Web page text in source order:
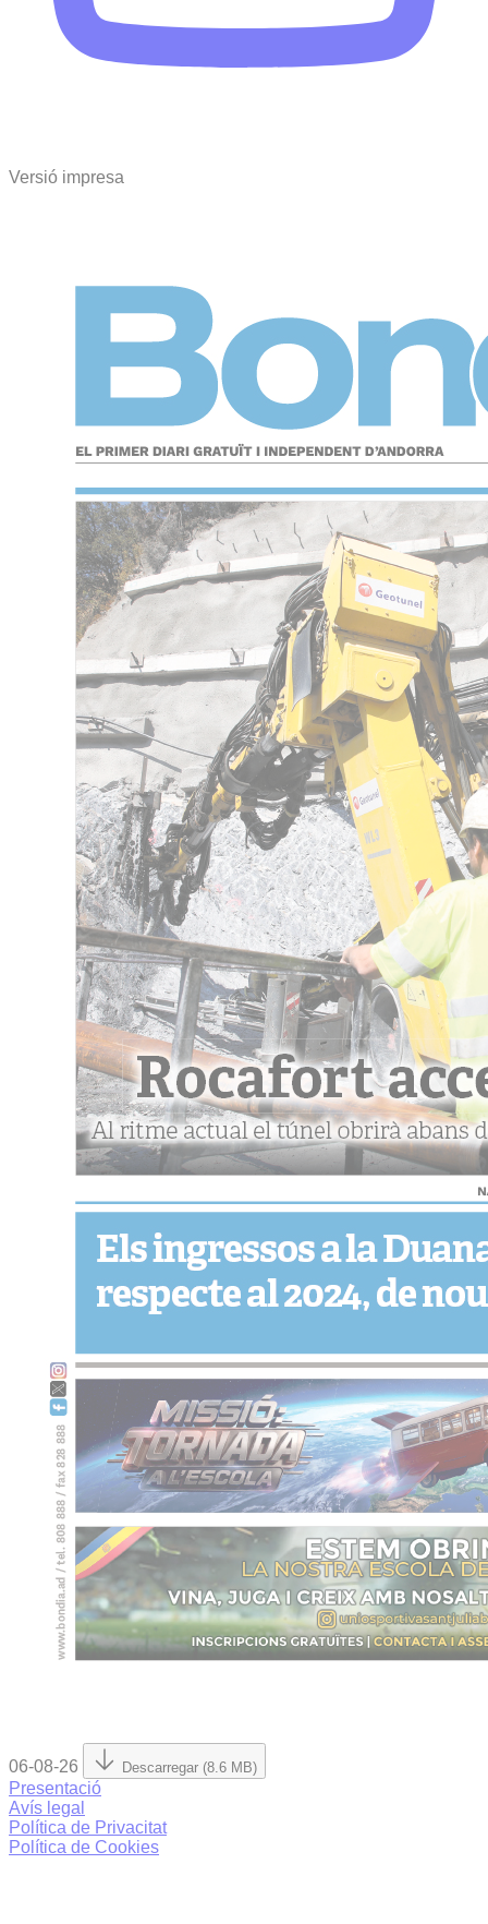
Versió impresa
06-08-26 Descarregar (8.6 MB)
Presentació
Avís legal
Política de Privacitat
Política de Cookies